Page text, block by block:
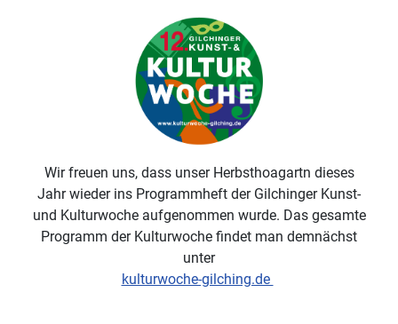
Wir freuen uns, dass unser Herbsthoagartn dieses
Jahr wieder ins Programmheft der Gilchinger Kunst-
und Kulturwoche aufgenommen wurde. Das gesamte
Programm der Kulturwoche findet man demnächst
unter
kulturwoche-gilching.de